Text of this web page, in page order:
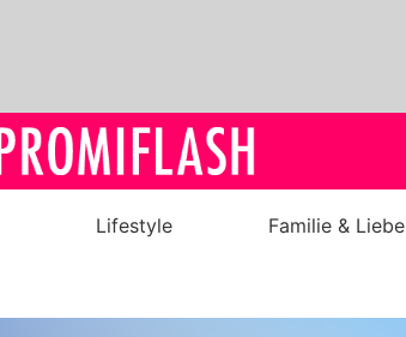
Lifestyle Familie & Liebe